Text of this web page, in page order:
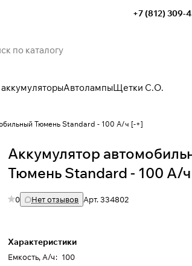
+7 (812) 309-
АвтолампыЩетки С.О.
Тюмень Standard - 100 А/ч [-+]
Аккумулятор
Тюмень Standard - 100 А/
0 Нет отзывов Арт.334802
Характеристики
Емкость, А/ч: 100